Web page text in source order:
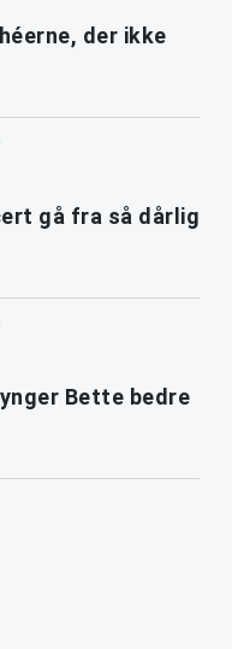
der ikke
gå fra så dårlig
Bette bedre